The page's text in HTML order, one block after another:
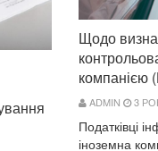
Щодо
компанією
ADMIN 3
Податківці
іноземна